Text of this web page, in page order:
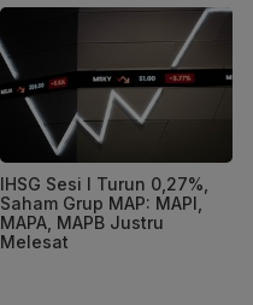
IHSG Sesi I Turun 0,27%,
Saham Grup MAP: MAPI,
MAPA, MAPB Justru
Melesat